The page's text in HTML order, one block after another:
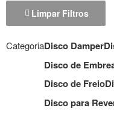
Limpar Filtros
CategoriaDisco Damper
Disco de
Disco de Freio
Disco para